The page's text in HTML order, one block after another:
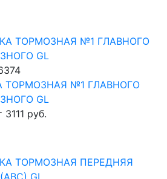
ТОРМОЗНАЯ №1 ГЛАВНОГО
GL
3111 руб.